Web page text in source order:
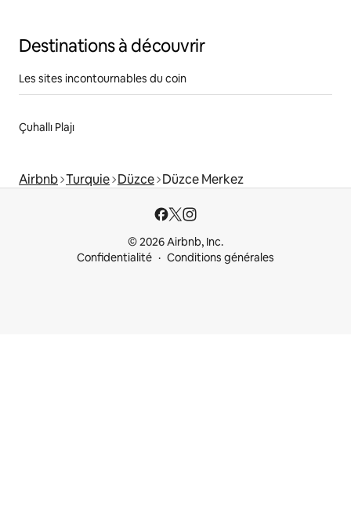
Destinations à découvrir
Les sites incontournables du coin
Çuhallı Plajı
Airbnb Turquie Düzce Düzce Merkez
© 2026 Airbnb, Inc.
Confidentialité
Conditions générales